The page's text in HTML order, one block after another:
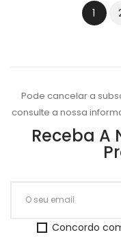
1
Pode cancelar a
consulte a nossa
Receba A
Concordo